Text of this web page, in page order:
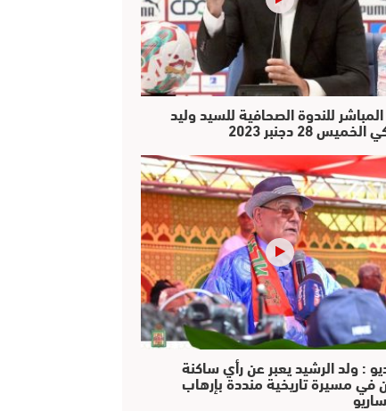
للندوة الصحافية للسيد وليد
28 دجنبر 2023
: ولد الرشيد يعبر عن رأي ساكنة
في مسيرة تاريخية منددة بإرهاب